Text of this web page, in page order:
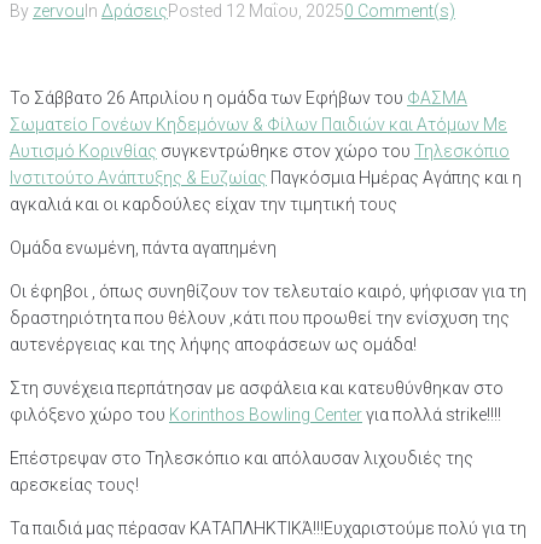
By zervou In ΔράσειςPosted 12 Μαΐου, 20250 Comment(s)
Το Σάββατο 26 Απριλίου η ομάδα των Εφήβων του ΦΑΣΜΑ
Σωματείο Γονέων Κηδεμόνων & Φίλων Παιδιών και Ατόμων Με
Αυτισμό Κορινθίας συγκεντρώθηκε στον χώρο του Τηλεσκόπιο
Ινστιτούτο Ανάπτυξης & Ευζωίας Παγκόσμια Ημέρας Αγάπης και η
αγκαλιά και οι καρδούλες είχαν την τιμητική τους
Ομάδα ενωμένη, πάντα αγαπημένη
Οι έφηβοι , όπως συνηθίζουν τον τελευταίο καιρό, ψήφισαν για τη
δραστηριότητα που θέλουν ,κάτι που προωθεί την ενίσχυση της
αυτενέργειας και της λήψης αποφάσεων ως ομάδα!
Στη συνέχεια περπάτησαν με ασφάλεια και κατευθύνθηκαν στο
φιλόξενο χώρο του Korinthos Bowling Centerγια πολλά strike!!!!
Επέστρεψαν στο Τηλεσκόπιο και απόλαυσαν λιχουδιές της
αρεσκείας τους!
Τα παιδιά μας πέρασαν ΚΑΤΑΠΛΗΚΤΙΚΆ!!!Ευχαριστούμε πολύ για τη